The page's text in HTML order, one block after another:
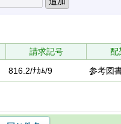
請求記号 配
816.2/ﾅｶﾑ/9 参考図